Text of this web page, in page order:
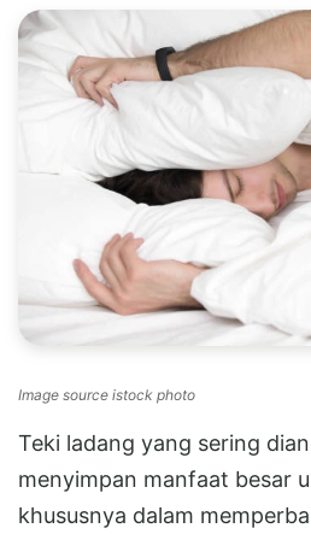
Image source istock photo
Teki ladang yang sering
menyimpan manfaat besar
khususnya dalam